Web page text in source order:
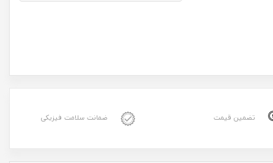
تضمین قیمت ضمانت سلامت فیزیکی